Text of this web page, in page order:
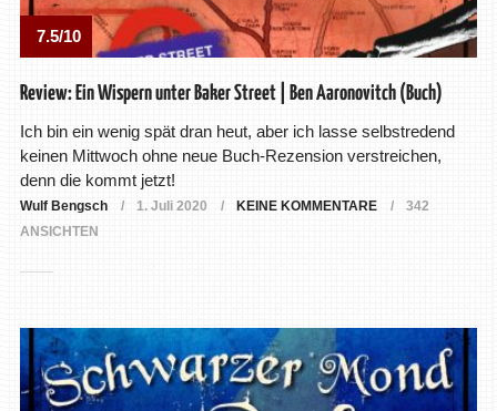
7.5/10
Review: Ein Wispern unter Baker Street | Ben Aaronovitch (Buch)
Ich bin ein wenig spät dran heut, aber ich lasse selbstredend
keinen Mittwoch ohne neue Buch-Rezension verstreichen,
denn die kommt jetzt!
Wulf Bengsch 1. Juli 2020 KEINE KOMMENTARE
342
ANSICHTEN